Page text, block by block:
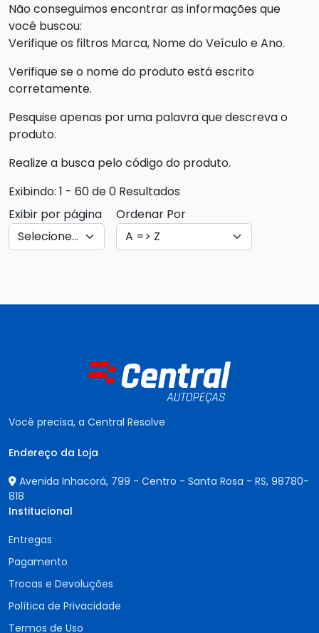
Não conseguimos encontrar as informações que
você buscou:
Verifique os filtros Marca, Nome do Veículo e Ano.
Verifique se o nome do produto está escrito
corretamente.
Pesquise apenas por uma palavra que descreva o
produto.
Realize a busca pelo código do produto.
Exibindo: 1 - 60 de 0 Resultados
Exibir por página
Ordenar Por
Você precisa, a Central Resolve
Endereço da Loja
Avenida Inhacorá, 799 - Centro - Santa Rosa - RS, 98780-
818
Institucional
Entregas
Pagamento
Trocas e Devoluções
Política de Privacidade
Termos de Uso